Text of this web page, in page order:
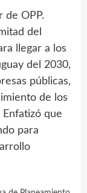
de OPP.
del
llegar a los
del 2030,
públicas,
de los
que
para